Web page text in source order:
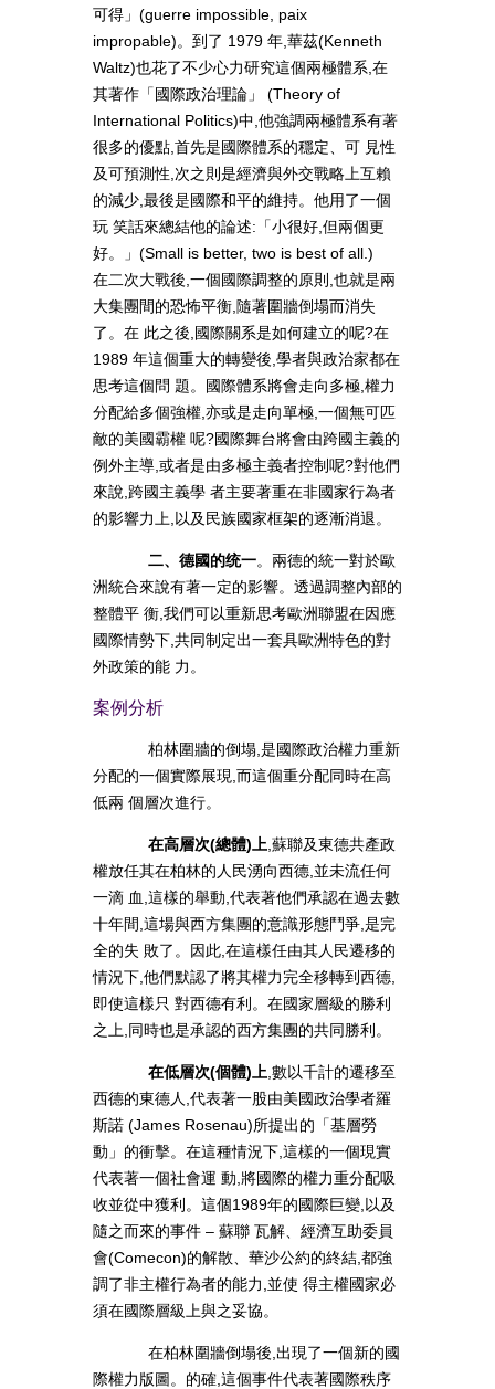
可得」(guerre impossible, paix
impropable)。到了 1979 年,華茲(Kenneth
Waltz)也花了不少心力研究這個兩極體系,在
其著作「國際政治理論」 (Theory of
International Politics)中,他強調兩極體系有著
很多的優點,首先是國際體系的穩定、可 見性
及可預測性,次之則是經濟與外交戰略上互賴
的減少,最後是國際和平的維持。他用了一個
玩 笑話來總結他的論述:「小很好,但兩個更
好。」(Small is better, two is best of all.)
在二次大戰後,一個國際調整的原則,也就是兩
大集團間的恐怖平衡,隨著圍牆倒塌而消失
了。在 此之後,國際關系是如何建立的呢?在
1989 年這個重大的轉變後,學者與政治家都在
思考這個問 題。國際體系將會走向多極,權力
分配給多個強權,亦或是走向單極,一個無可匹
敵的美國霸權 呢?國際舞台將會由跨國主義的
例外主導,或者是由多極主義者控制呢?對他們
來說,跨國主義學 者主要著重在非國家行為者
的影響力上,以及民族國家框架的逐漸消退。
二、德國的统一。兩德的統一對於歐
洲統合來說有著一定的影響。透過調整內部的
整體平 衡,我們可以重新思考歐洲聯盟在因應
國際情勢下,共同制定出一套具歐洲特色的對
外政策的能 力。
案例分析
柏林圍牆的倒塌,是國際政治權力重新
分配的一個實際展現,而這個重分配同時在高
低兩 個層次進行。
在高層次(總體)上 ,蘇聯及東德共產政
權放任其在柏林的人民湧向西德,並未流任何
一滴 血,這樣的舉動,代表著他們承認在過去數
十年間,這場與西方集團的意識形態鬥爭,是完
全的失 敗了。因此,在這樣任由其人民遷移的
情況下,他們默認了將其權力完全移轉到西德,
即使這樣只 對西德有利。在國家層級的勝利
之上,同時也是承認的西方集團的共同勝利。
在低層次(個體)上 ,數以千計的遷移至
西德的東德人,代表著一股由美國政治學者羅
斯諾 (James Rosenau)所提出的「基層勞
動」的衝擊。在這種情況下,這樣的一個現實
代表著一個社會運 動,將國際的權力重分配吸
收並從中獲利。這個1989年的國際巨變,以及
隨之而來的事件 – 蘇聯 瓦解、經濟互助委員
會(Comecon)的解散、華沙公約的終結,都強
調了非主權行為者的能力,並使 得主權國家必
須在國際層級上與之妥協。
在柏林圍牆倒塌後,出現了一個新的國
際權力版圖。的確,這個事件代表著國際秩序